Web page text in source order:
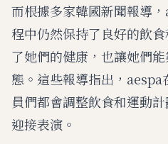
而根據多家韓國新聞報導
程中仍然保持了良好的飲
了她們的健康，也讓她們
態。這些報導指出，
員們都會調整飲食和運動
迎接表演。